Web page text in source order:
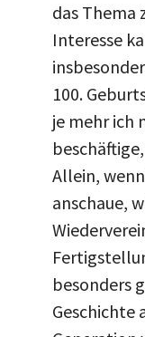
das Thema
Interesse
100.
je mehr ich
Allein,
anschaue,
besonders
Geschichte